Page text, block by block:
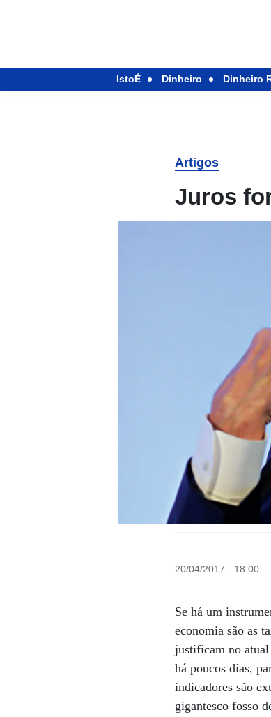
IstoÉ Dinheiro Dinheiro
Artigos
Juros
20/04/2017 - 18:00
Se há um
economia são as
justificam no
há poucos dias,
indicadores são
gigantesco fosso